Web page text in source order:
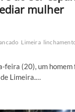
mulher
Limeira
feira (20), um homem
Limeira.…